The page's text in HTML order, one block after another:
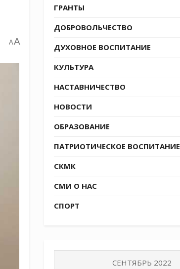
AA
ГРАНТЫ
ДОБРОВОЛЬЧЕСТВО
ДУХОВНОЕ ВОСПИТАНИЕ
КУЛЬТУРА
НАСТАВНИЧЕСТВО
НОВОСТИ
ОБРАЗОВАНИЕ
ПАТРИОТИЧЕСКОЕ ВОСПИТАНИЕ
СКМК
СМИ О НАС
СПОРТ
СЕНТЯБРЬ 2022